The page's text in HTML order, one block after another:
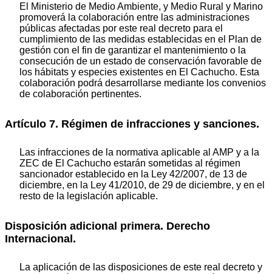
El Ministerio de Medio Ambiente, y Medio Rural y Marino
promoverá la colaboración entre las administraciones
públicas afectadas por este real decreto para el
cumplimiento de las medidas establecidas en el Plan de
gestión con el fin de garantizar el mantenimiento o la
consecución de un estado de conservación favorable de
los hábitats y especies existentes en El Cachucho. Esta
colaboración podrá desarrollarse mediante los convenios
de colaboración pertinentes.
Artículo 7. Régimen de infracciones y sanciones.
Las infracciones de la normativa aplicable al AMP y a la
ZEC de El Cachucho estarán sometidas al régimen
sancionador establecido en la Ley 42/2007, de 13 de
diciembre, en la Ley 41/2010, de 29 de diciembre, y en el
resto de la legislación aplicable.
Disposición adicional primera. Derecho
Internacional.
La aplicación de las disposiciones de este real decreto y